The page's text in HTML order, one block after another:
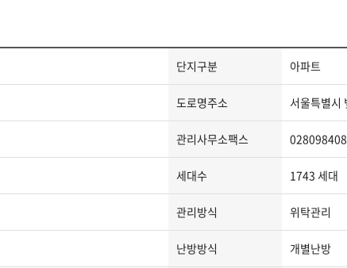
단지구분 아파트
도로명주소 서울특별시
관리사무소팩스 028098408
세대수 1743 세대
관리방식 위탁관리
난방방식 개별난방